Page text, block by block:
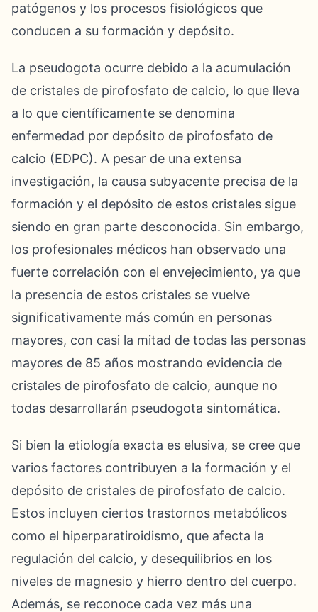
patógenos y los procesos fisiológicos que
conducen a su formación y depósito.
La pseudogota ocurre debido a la acumulación
de cristales de pirofosfato de calcio, lo que lleva
a lo que científicamente se denomina
enfermedad por depósito de pirofosfato de
calcio (EDPC). A pesar de una extensa
investigación, la causa subyacente precisa de la
formación y el depósito de estos cristales sigue
siendo en gran parte desconocida. Sin embargo,
los profesionales médicos han observado una
fuerte correlación con el envejecimiento, ya que
la presencia de estos cristales se vuelve
significativamente más común en personas
mayores, con casi la mitad de todas las personas
mayores de 85 años mostrando evidencia de
cristales de pirofosfato de calcio, aunque no
todas desarrollarán pseudogota sintomática.
Si bien la etiología exacta es elusiva, se cree que
varios factores contribuyen a la formación y el
depósito de cristales de pirofosfato de calcio.
Estos incluyen ciertos trastornos metabólicos
como el hiperparatiroidismo, que afecta la
regulación del calcio, y desequilibrios en los
niveles de magnesio y hierro dentro del cuerpo.
Además, se reconoce cada vez más una